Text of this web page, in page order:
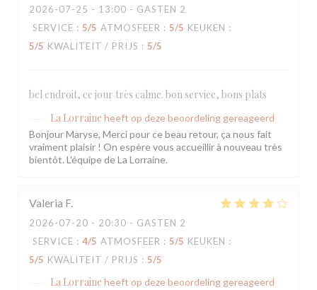
2026-07-25 - 13:00 - GASTEN 2
SERVICE : 5/5 ATMOSFEER : 5/5 KEUKEN :
5/5 KWALITEIT / PRIJS : 5/5
bel endroit, ce jour très calme. bon service, bons plats
La Lorraine heeft op deze beoordeling gereageerd
Bonjour Maryse, Merci pour ce beau retour, ça nous fait
vraiment plaisir ! On espère vous accueillir à nouveau très
bientôt. L'équipe de La Lorraine.
Valeria F
2026-07-20 - 20:30 - GASTEN 2
SERVICE : 4/5 ATMOSFEER : 5/5 KEUKEN :
5/5 KWALITEIT / PRIJS : 5/5
La Lorraine heeft op deze beoordeling gereageerd